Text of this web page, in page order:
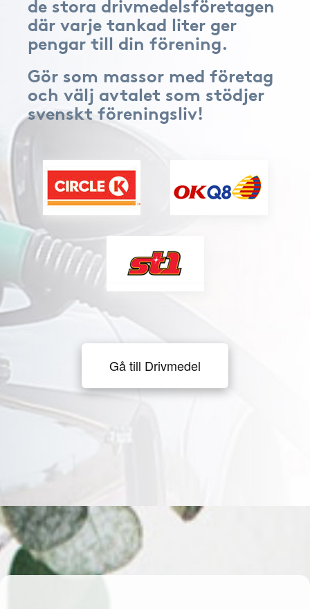
där varje tankad liter ger
pengar till din förening.
Gör som massor med företag
och välj avtalet som stödjer
svenskt föreningsliv!
Gå till Drivmedel